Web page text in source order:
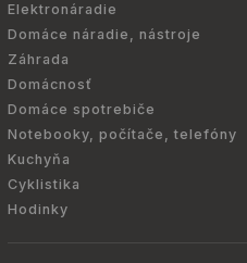
Elektronáradie
Domáce náradie, nástroje
Záhrada
Domácnosť
Domáce spotrebiče
Notebooky, počítače, telefóny
Kuchyňa
Cyklistika
Hodinky